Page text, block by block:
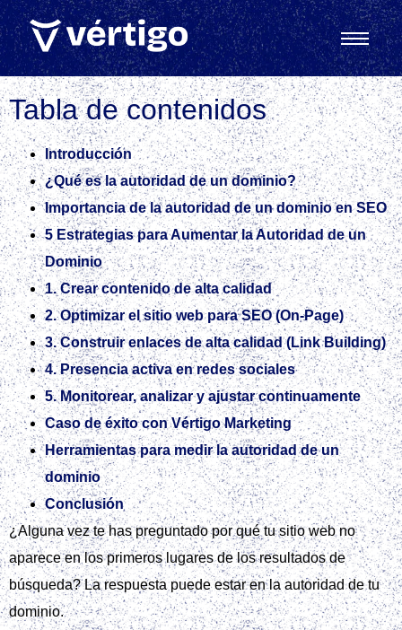
Tabla de contenidos
Introducción
¿Qué es la autoridad de un dominio?
Importancia de la autoridad de un dominio en SEO
5 Estrategias para Aumentar la Autoridad de un
Dominio
1. Crear contenido de alta calidad
2. Optimizar el sitio web para SEO (On‑Page)
3. Construir enlaces de alta calidad (Link Building)
4. Presencia activa en redes sociales
5. Monitorear, analizar y ajustar continuamente
Caso de éxito con Vértigo Marketing
Herramientas para medir la autoridad de un
dominio
Conclusión
¿Alguna vez te has preguntado por qué tu sitio web no
aparece en los primeros lugares de los resultados de
búsqueda? La respuesta puede estar en la autoridad de tu
dominio.